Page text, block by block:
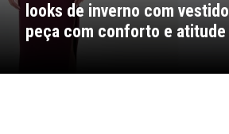
looks de inverno com
peça com conforto e atitude